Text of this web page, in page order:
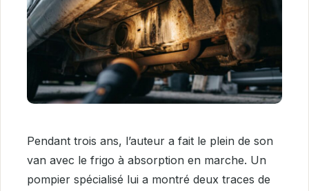
Pendant trois ans, l’auteur a fait le plein de son
van avec le frigo à absorption en marche. Un
pompier spécialisé lui a montré deux traces de